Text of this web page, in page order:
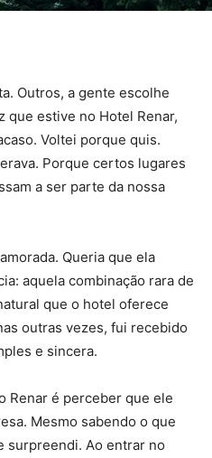
Outros, a gente escolhe
que estive no Hotel Renar,
Voltei porque quis.
Porque certos lugares
a ser parte da nossa
Queria que ela
aquela combinação rara de
que o hotel oferece
outras vezes, fui recebido
e sincera.
Renar é perceber que ele
Mesmo sabendo o que
surpreendi. Ao entrar no